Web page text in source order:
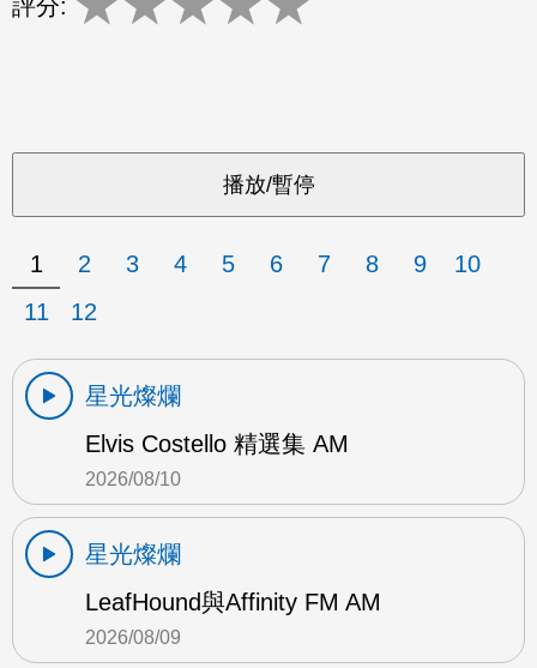
評分:
1 2 3 4 5 6 7 8 9
10
11
12
星光燦爛
Elvis Costello 精選集 AM
2026/08/10
星光燦爛
LeafHound與Affinity FM AM
2026/08/09